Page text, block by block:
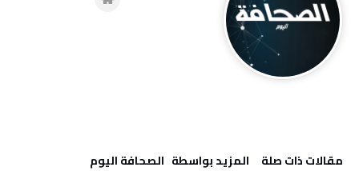
‫مقالات ذات صلة‬ ‫‫المزيد بواسطة‬ ‬ ‭ ‬الصحافة‭ ‬اليوم